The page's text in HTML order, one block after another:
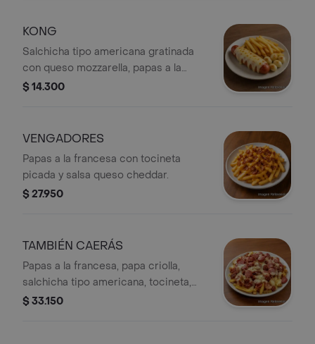
KONG
Salchicha tipo americana gratinada
con queso mozzarella, papas a la
francesa y huevo de codorniz.
$ 14.300
VENGADORES
Papas a la francesa con tocineta
picada y salsa queso cheddar.
$ 27.950
TAMBIÉN CAERÁS
Papas a la francesa, papa criolla,
salchicha tipo americana, tocineta,
chorizo picado y queso mozzarella.
$ 33.150